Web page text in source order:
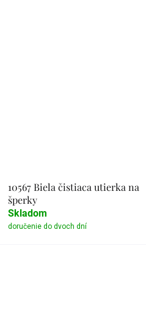
10567 Biela čistiaca utierka na
šperky
Skladom